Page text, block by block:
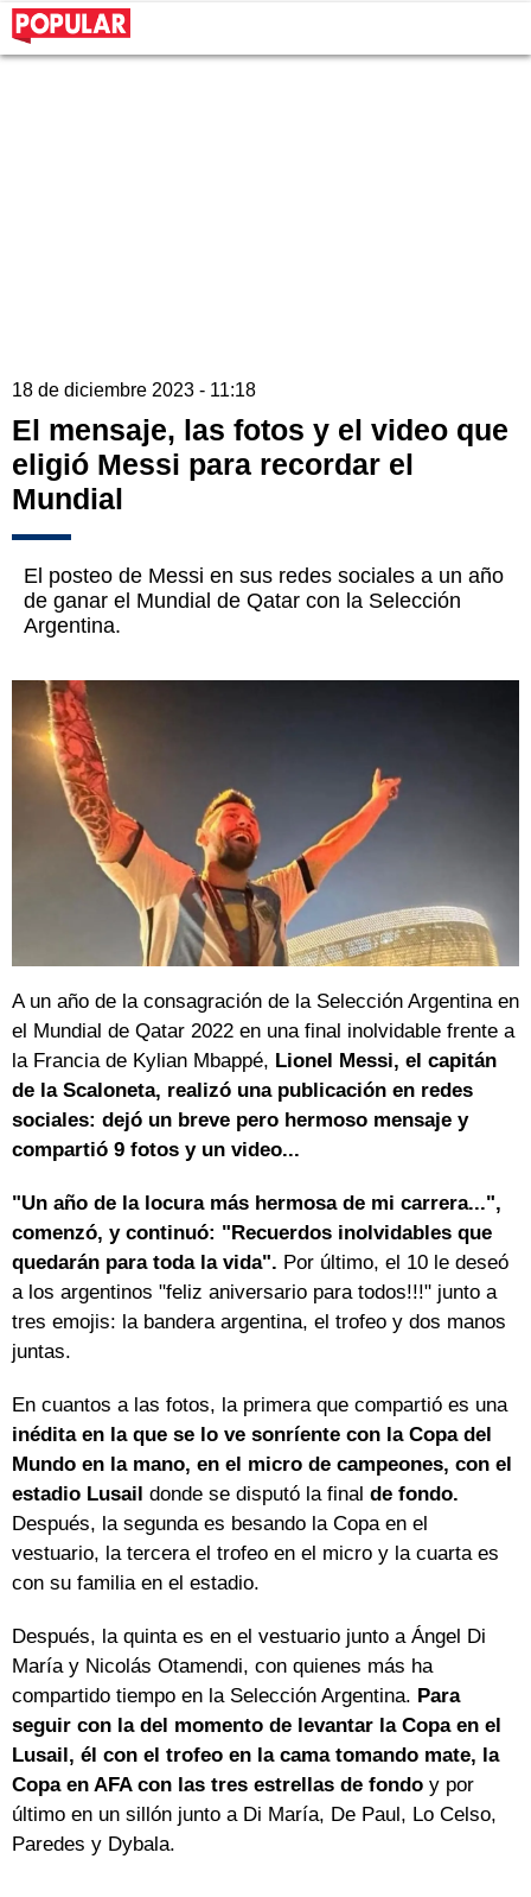
18 de diciembre 2023 - 11:18
El mensaje, las fotos y el video que
eligió Messi para recordar el
Mundial
El posteo de Messi en sus redes sociales a un año
de ganar el Mundial de Qatar con la Selección
Argentina.
A un año de la consagración de la Selección Argentina en
el Mundial de Qatar 2022 en una final inolvidable frente a
la Francia de Kylian Mbappé, Lionel Messi, el capitán
de la Scaloneta, realizó una publicación en redes
sociales: dejó un breve pero hermoso mensaje y
compartió 9 fotos y un video...
"Un año de la locura más hermosa de mi carrera...",
comenzó, y continuó: "Recuerdos inolvidables que
quedarán para toda la vida". Por último, el 10 le deseó
a los argentinos "feliz aniversario para todos!!!" junto a
tres emojis: la bandera argentina, el trofeo y dos manos
juntas.
En cuantos a las fotos, la primera que compartió es una
inédita en la que se lo ve sonríente con la Copa del
Mundo en la mano, en el micro de campeones, con el
estadio Lusail donde se disputó la final de fondo.
Después, la segunda es besando la Copa en el
vestuario, la tercera el trofeo en el micro y la cuarta es
con su familia en el estadio.
Después, la quinta es en el vestuario junto a Ángel Di
María y Nicolás Otamendi, con quienes más ha
compartido tiempo en la Selección Argentina. Para
seguir con la del momento de levantar la Copa en el
Lusail, él con el trofeo en la cama tomando mate, la
Copa en AFA con las tres estrellas de fondo y por
último en un sillón junto a Di María, De Paul, Lo Celso,
Paredes y Dybala.